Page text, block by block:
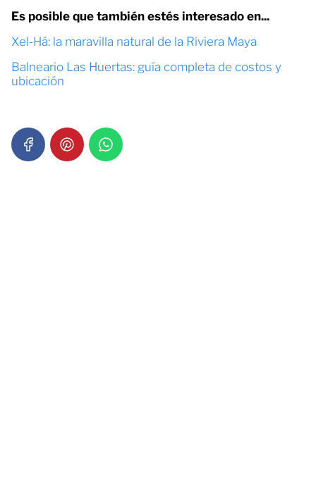
Es posible que también estés interesado en...
Xel-Há: la maravilla natural de la Riviera Maya
Balneario Las Huertas: guía completa de costos y
ubicación